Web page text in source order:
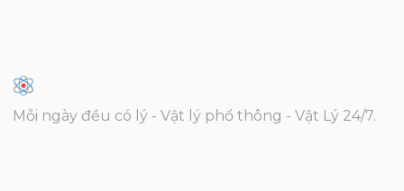
Mỗi ngày đều có lý - Vật lý phổ thông - Vật Lý 24/7.